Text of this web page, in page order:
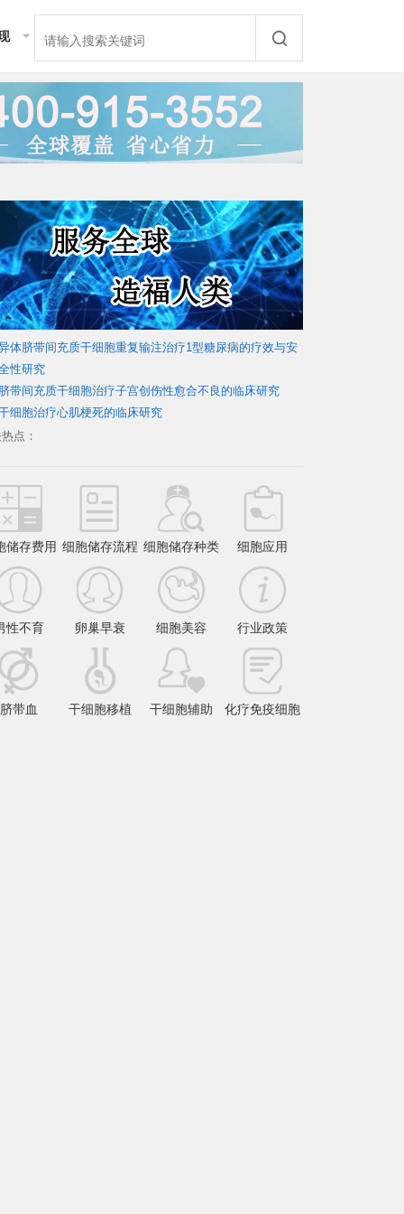
互助问答
细胞免疫疗法 肿瘤免疫治疗 免疫疗法分类
免疫疗法原理 干细胞生发
化疗与免疫
免疫疗法效果
细胞抗衰老
图
签
体脐带间充质干细胞重复输注治疗1型糖尿病的疗效与安
性研究
带间充质干细胞治疗子宫创伤性愈合不良的临床研究
细胞治疗心肌梗死的临床研究
点：
储存费用 细胞储存流程 细胞储存种类 细胞应用
性不育 卵巢早衰 细胞美容 行业政策
脐带血 干细胞移植 干细胞辅助 化疗免疫细胞